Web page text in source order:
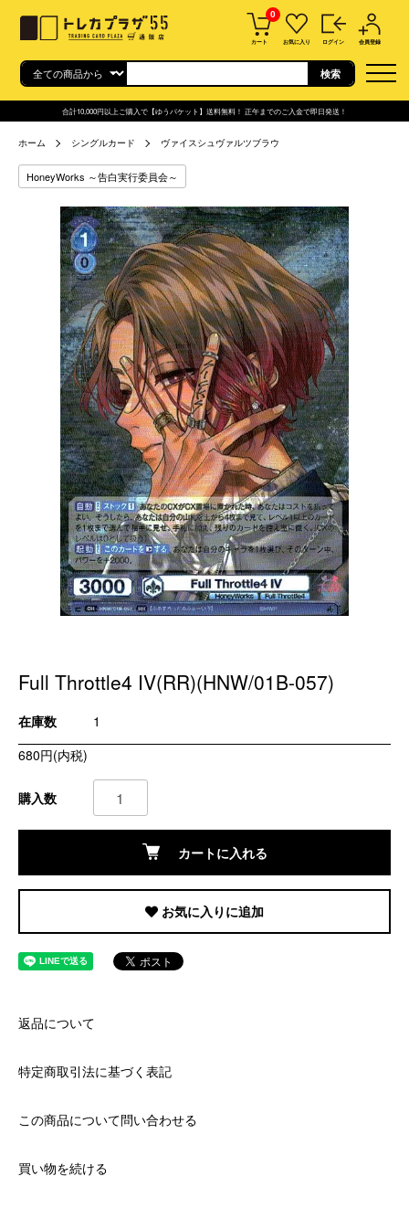
0
カート お気に入り ログイン 会員登録
合計10,000円以上ご購入で【ゆうパケット】送料無料！ 正午までのご入金で即日発送！
ホーム シングルカード ヴァイスシュヴァルツブラウ
HoneyWorks ～告白実行委員会～
Full Throttle4 IV(RR)(HNW/01B-057)
在庫数
1
680円(内税)
購入数
カートに入れる
お気に入りに追加
返品について
特定商取引法に基づく表記
この商品について問い合わせる
買い物を続ける